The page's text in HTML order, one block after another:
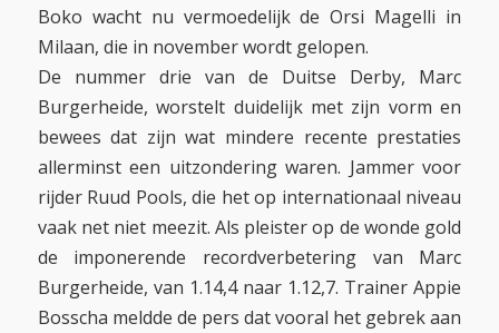
Boko wacht nu vermoedelijk de Orsi Magelli in
Milaan, die in november wordt gelopen.
De nummer drie van de Duitse Derby, Marc
Burgerheide, worstelt duidelijk met zijn vorm en
bewees dat zijn wat mindere recente prestaties
allerminst een uitzondering waren. Jammer voor
rijder Ruud Pools, die het op internationaal niveau
vaak net niet meezit. Als pleister op de wonde gold
de imponerende recordverbetering van Marc
Burgerheide, van 1.14,4 naar 1.12,7. Trainer Appie
Bosscha meldde de pers dat vooral het gebrek aan